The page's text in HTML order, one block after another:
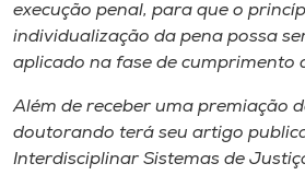
execução penal, para que o
individualização da pena possa
aplicado na fase de cumprimento
Além de receber uma premiação
doutorando terá seu artigo
Interdisciplinar Sistemas de